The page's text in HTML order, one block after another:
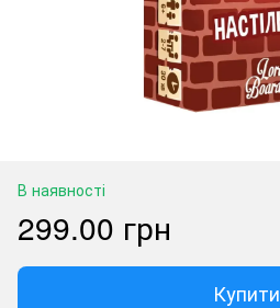
В наявності
299.00 грн
Купити